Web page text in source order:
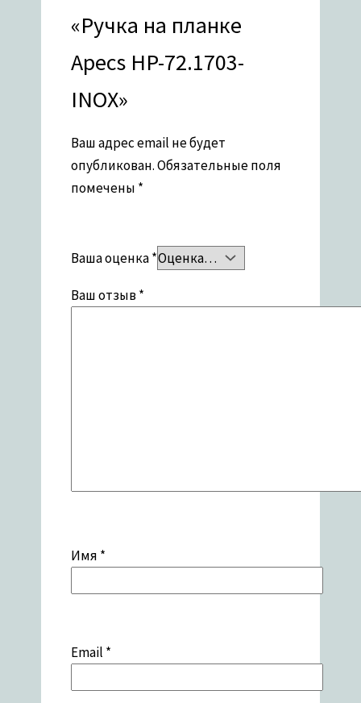
«Ручка на планке
Apecs HP-72.1703-
INOX»
Ваш адрес email не будет
опубликован.Обязательные поля
помечены *
Ваша оценка*
Ваш отзыв *
Имя *
Email *